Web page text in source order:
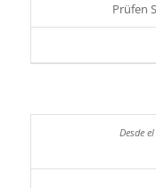
Prüfen